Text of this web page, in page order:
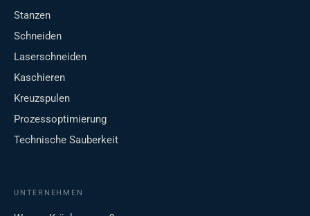
Stanzen
Schneiden
Laserschneiden
Kaschieren
Kreuzspulen
Prozessoptimierung
Technische Sauberkeit
UNTERNEHMEN